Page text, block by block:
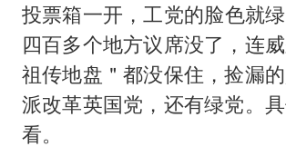
投票箱一开，工党的脸色就
四百多个地方议席没了，连
祖传地盘＂都没保住，捡漏
派改革英国党，还有绿党。
看。